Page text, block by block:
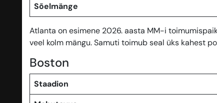
Sõelmänge
Atlanta on esimene 2026. aasta MM-i
veel kolm mängu. Samuti toimub seal üks kahest
Boston
Staadion